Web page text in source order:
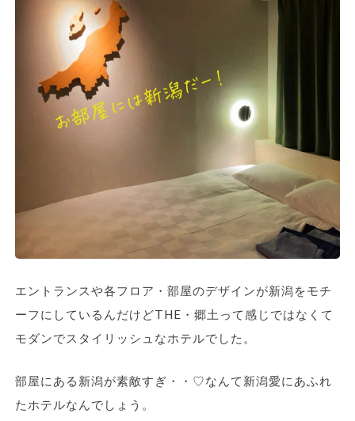
エントランスや各フロア・部屋のデザインが新潟をモチ
ーフにしているんだけどTHE・郷土って感じではなくて
モダンでスタイリッシュなホテルでした。
部屋にある新潟が素敵すぎ・・♡なんて新潟愛にあふれ
たホテルなんでしょう。